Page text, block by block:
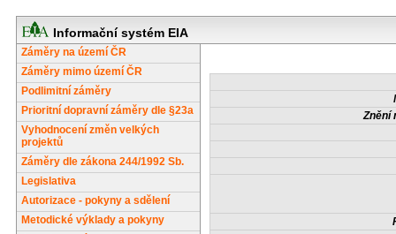
Informační systém EIA
Záměry na území ČR
Záměry mimo území ČR
Podlimitní záměry
Prioritní dopravní záměry dle §23a
Vyhodnocení změn velkých
projektů
Záměry dle zákona 244/1992 Sb.
Legislativa
Autorizace - pokyny a sdělení
Metodické výklady a pokyny
Znění